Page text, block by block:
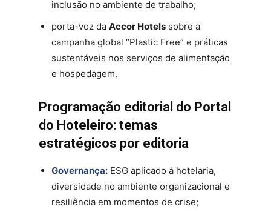
inclusão no ambiente de trabalho;
porta-voz da Accor Hotels sobre a
campanha global “Plastic Free” e práticas
sustentáveis nos serviços de alimentação
e hospedagem.
Programação editorial do Portal
do Hoteleiro: temas
estratégicos por editoria
Governança: ESG aplicado à hotelaria,
diversidade no ambiente organizacional e
resiliência em momentos de crise;